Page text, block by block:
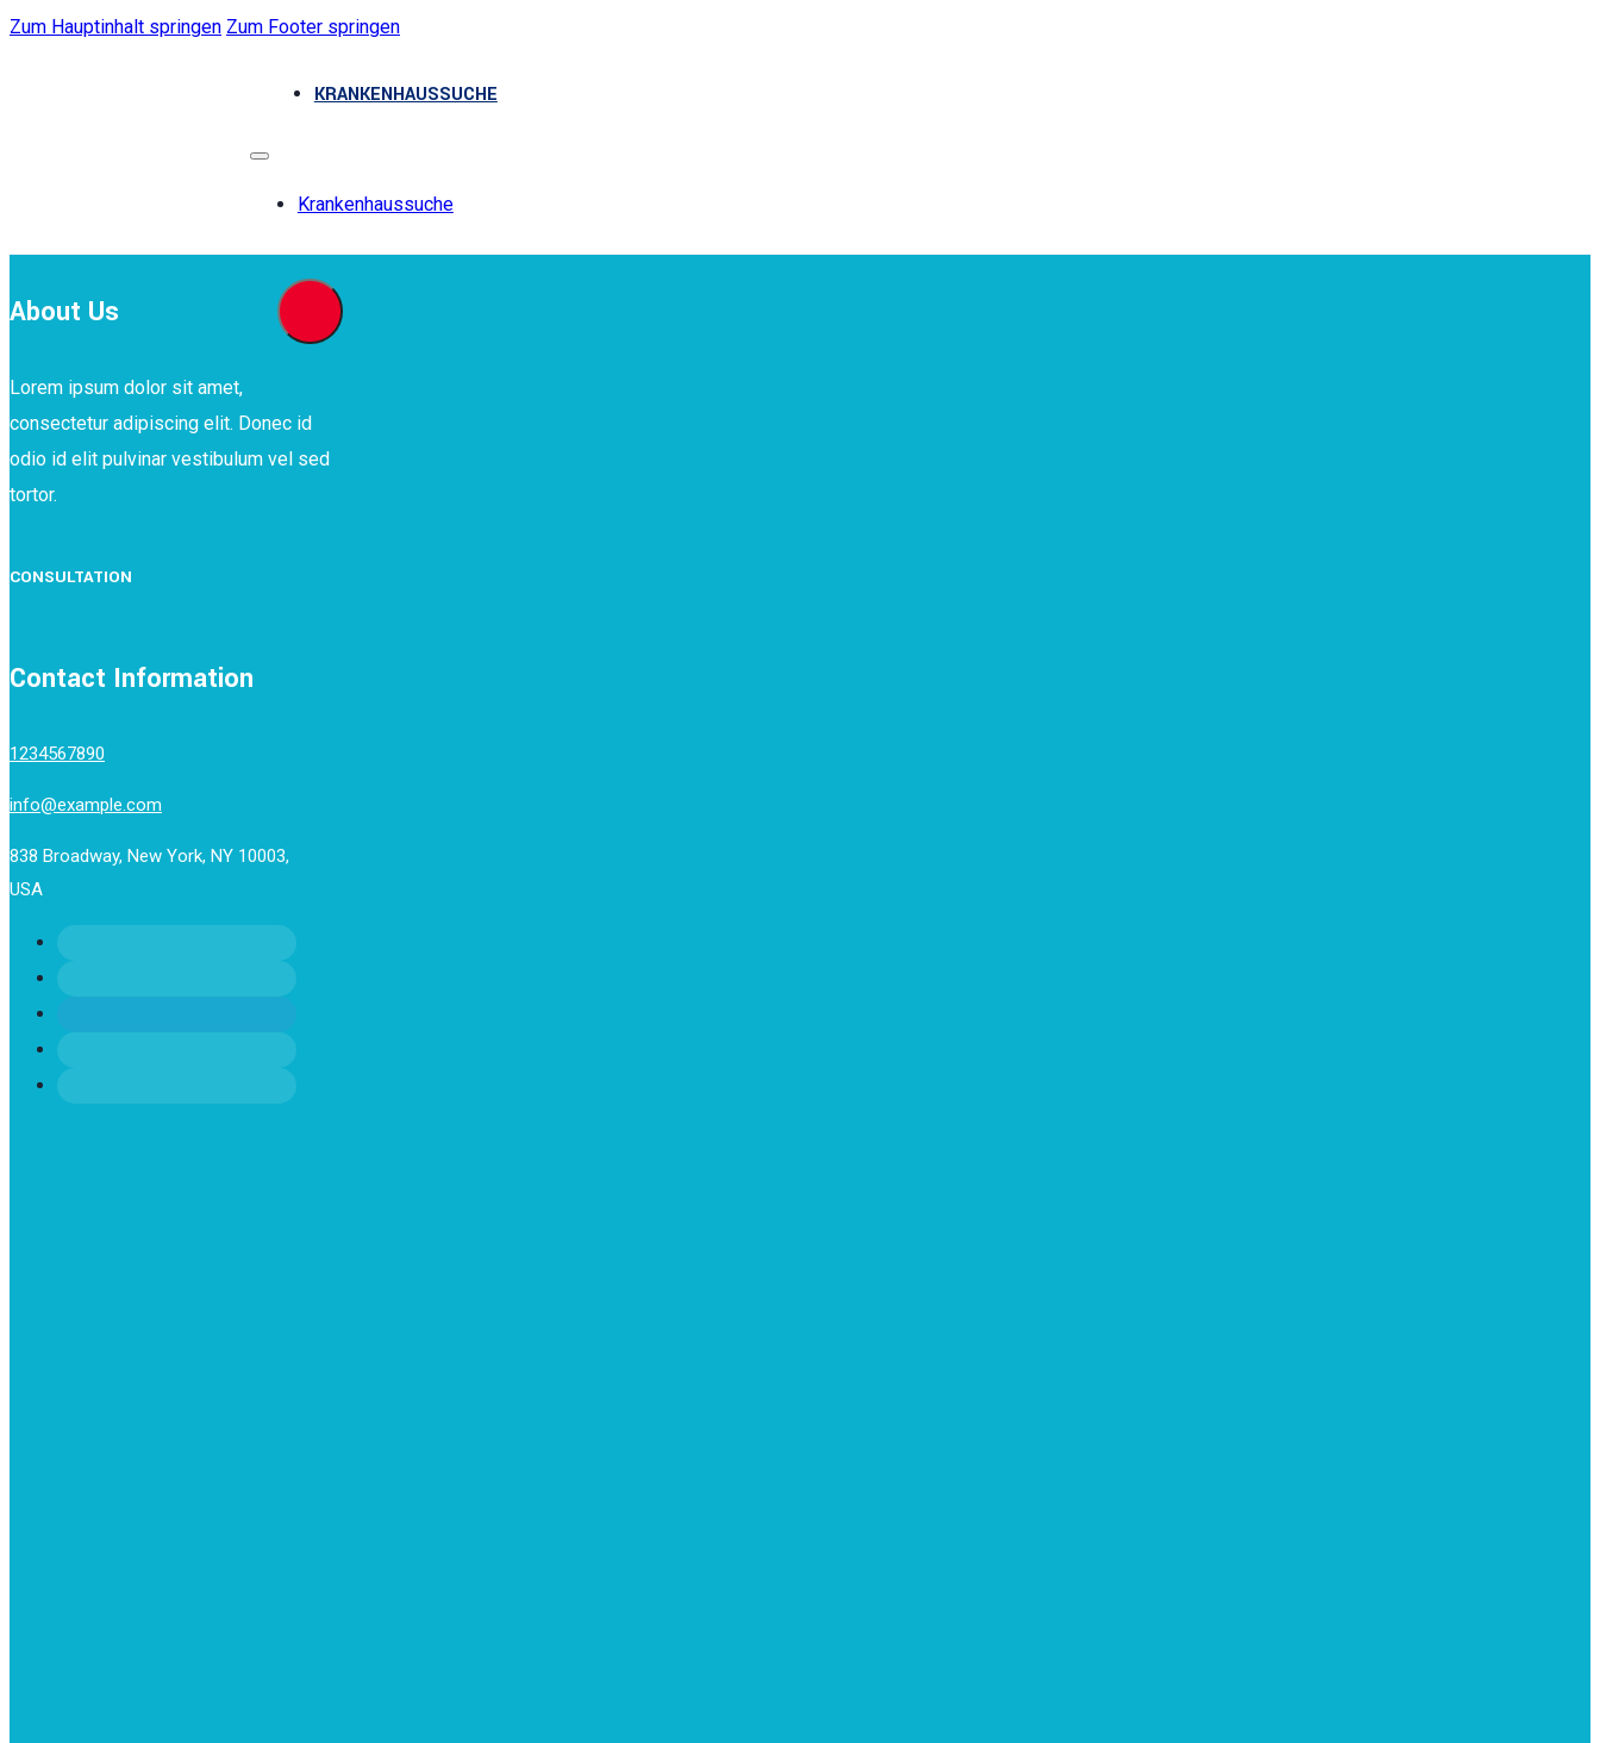
Zum Hauptinhalt springen Zum Footer springen
KRANKENHAUSSUCHE
Krankenhaussuche
About Us
Lorem ipsum dolor sit amet,
consectetur adipiscing elit. Donec id
odio id elit pulvinar vestibulum vel sed
tortor.
CONSULTATION
Contact Information
1234567890
info@example.com
838 Broadway, New York, NY 10003,
USA